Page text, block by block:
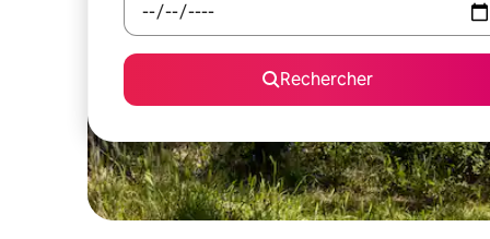
Rechercher